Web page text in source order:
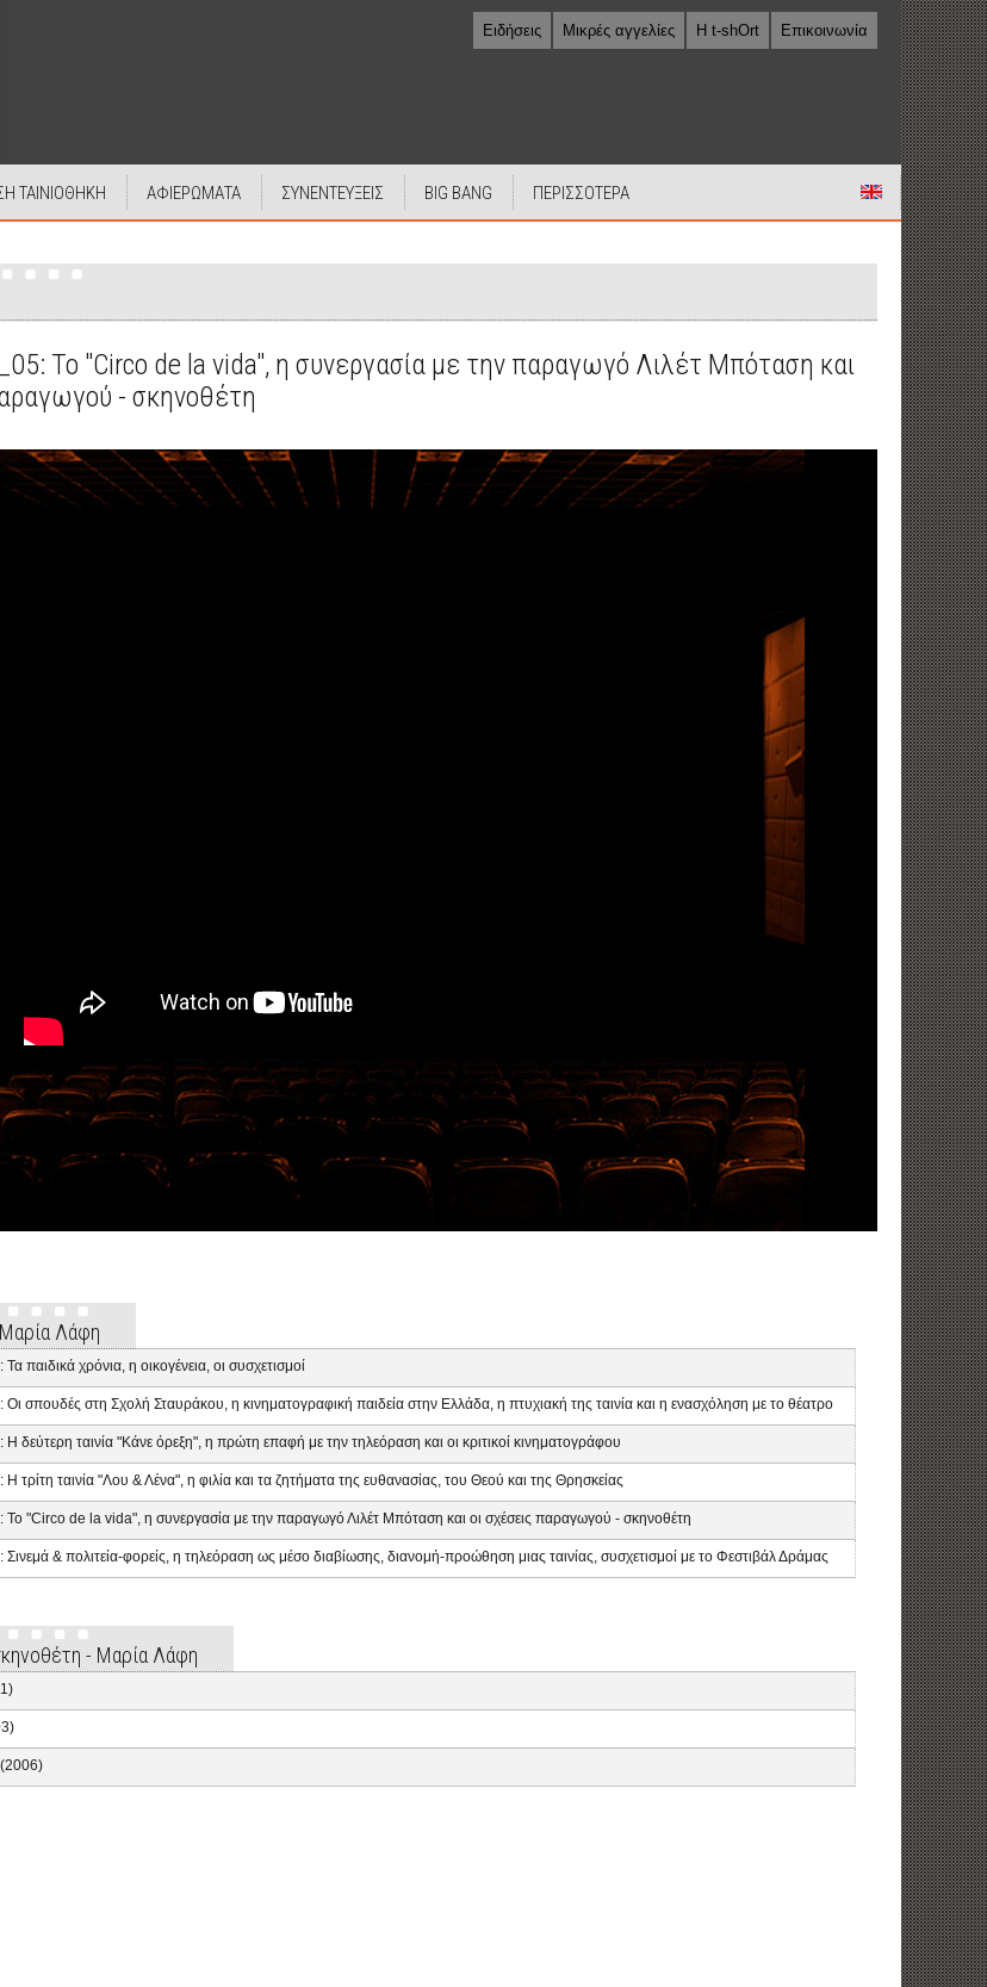
Ειδήσεις Μικρές αγγελίες Η t-shOrt Επικοινωνία
ΤΑΙΝΙΟΘΗΚΗ ΑΦΙΕΡΩΜΑΤΑ ΣΥΝΕΝΤΕΥΞΕΙΣ BIG BANG ΠΕΡΙΣΣΟΤΕΡΑ
Το "Circo de la vida", η συνεργασία με την παραγωγό Λιλέτ Μπόταση και
- σκηνοθέτη
Λάφη
παιδικά χρόνια, η οικογένεια, οι συσχετισμοί
σπουδές στη Σχολή Σταυράκου, η κινηματογραφική παιδεία στην Ελλάδα, η πτυχιακή της ταινία και η ενασχόληση με το θέατρο
δεύτερη ταινία "Κάνε όρεξη", η πρώτη επαφή με την τηλεόραση και οι κριτικοί κινηματογράφου
τρίτη ταινία "Λου & Λένα", η φιλία και τα ζητήματα της ευθανασίας, του Θεού και της Θρησκείας
"Circo de la vida", η συνεργασία με την παραγωγό Λιλέτ Μπόταση και οι σχέσεις παραγωγού - σκηνοθέτη
& πολιτεία-φορείς, η τηλεόραση ως μέσο διαβίωσης, διανομή-προώθηση μιας ταινίας, συσχετισμοί με το Φεστιβάλ Δράμας
- Μαρία Λάφη